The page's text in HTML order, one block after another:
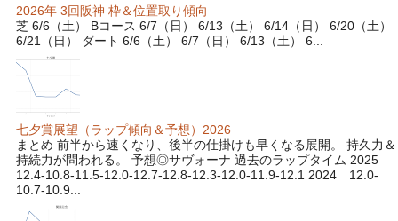
2026年 3回阪神 枠＆位置取り傾向
芝 6/6（土） Bコース 6/7（日） 6/13（土） 6/14（日） 6/20（土）
6/21（日） ダート 6/6（土） 6/7（日） 6/13（土） 6...
七夕賞展望（ラップ傾向＆予想）2026
まとめ 前半から速くなり、後半の仕掛けも早くなる展開。 持久力＆
持続力が問われる。 予想◎サヴォーナ 過去のラップタイム 2025
12.4-10.8-11.5-12.0-12.7-12.8-12.3-12.0-11.9-12.1 2024 12.0-
10.7-10.9...